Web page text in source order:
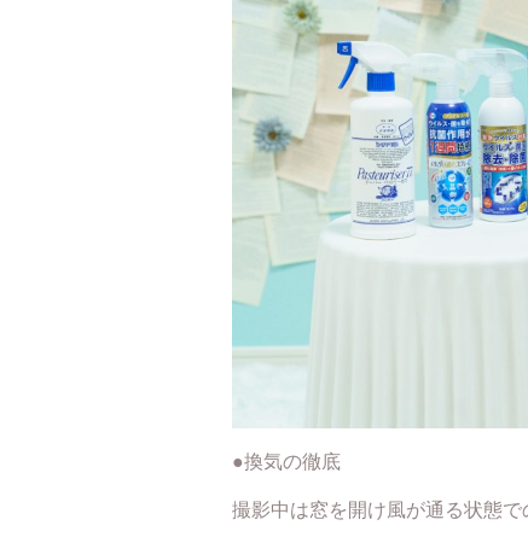
●換気の徹底
撮影中は窓を開け風が通る状態で